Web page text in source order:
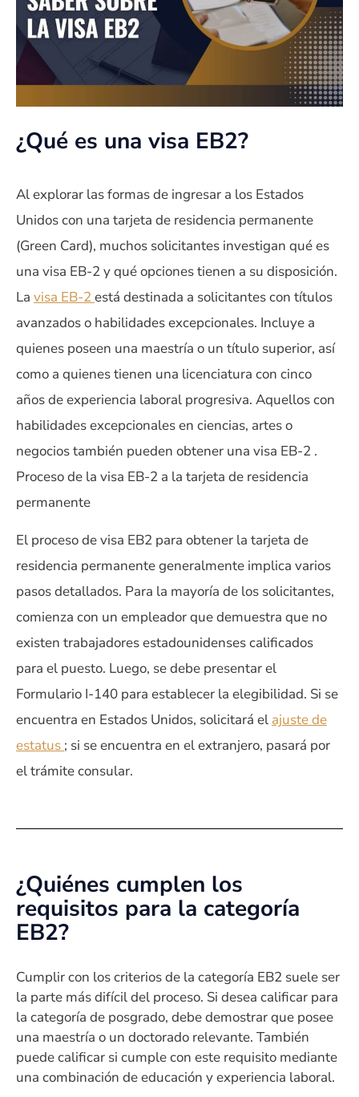
¿Qué es una visa EB2?
Al explorar las formas de ingresar a los Estados
Unidos con una tarjeta de residencia permanente
(Green Card), muchos solicitantes investigan qué es
una visa EB-2 y qué opciones tienen a su disposición.
La visa EB-2está destinada a solicitantes con títulos
avanzados o habilidades excepcionales. Incluye a
quienes poseen una maestría o un título superior, así
como a quienes tienen una licenciatura con cinco
años de experiencia laboral progresiva. Aquellos con
habilidades excepcionales en ciencias, artes o
negocios también pueden obtener una visa EB-2 .
Proceso de la visa EB-2 a la tarjeta de residencia
permanente
El proceso de visa EB2 para obtener la tarjeta de
residencia permanente generalmente implica varios
pasos detallados. Para la mayoría de los solicitantes,
comienza con un empleador que demuestra que no
existen trabajadores estadounidenses calificados
para el puesto. Luego, se debe presentar el
Formulario I-140 para establecer la elegibilidad. Si se
encuentra en Estados Unidos, solicitará el ajuste de
estatus ; si se encuentra en el extranjero, pasará por
el trámite consular.
¿Quiénes cumplen los
requisitos para la categoría
EB2?
Cumplir con los criterios de la categoría EB2 suele ser
la parte más difícil del proceso. Si desea calificar para
la categoría de posgrado, debe demostrar que posee
una maestría o un doctorado relevante. También
puede calificar si cumple con este requisito mediante
una combinación de educación y experiencia laboral.